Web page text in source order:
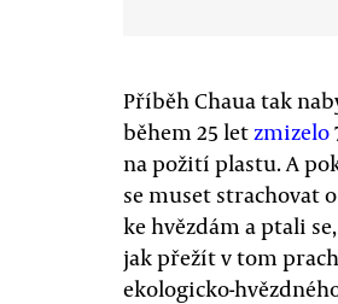
Příběh Chaua tak
během 25 let zmizelo
na požití plastu. A
se muset strachovat
ke hvězdám a ptali
jak přežít v tom
ekologicko-